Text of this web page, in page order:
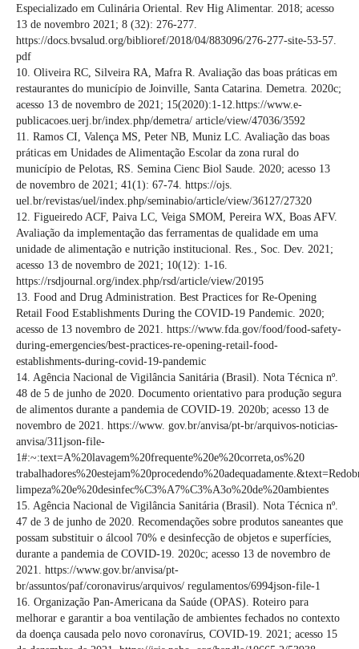
Especializado em Culinária Oriental. Rev Hig Alimentar. 2018; acesso
13 de novembro 2021; 8 (32): 276-277.
https://docs.bvsalud.org/biblioref/2018/04/883096/276-277-site-53-57.
pdf
10. Oliveira RC, Silveira RA, Mafra R. Avaliação das boas práticas em
restaurantes do município de Joinville, Santa Catarina. Demetra. 2020c;
acesso 13 de novembro de 2021; 15(2020):1-12.https://www.e-
publicacoes.uerj.br/index.php/demetra/ article/view/47036/3592
11. Ramos CI, Valença MS, Peter NB, Muniz LC. Avaliação das boas
práticas em Unidades de Alimentação Escolar da zona rural do
município de Pelotas, RS. Semina Cienc Biol Saude. 2020; acesso 13
de novembro de 2021; 41(1): 67-74. https://ojs.
uel.br/revistas/uel/index.php/seminabio/article/view/36127/27320
12. Figueiredo ACF, Paiva LC, Veiga SMOM, Pereira WX, Boas AFV.
Avaliação da implementação das ferramentas de qualidade em uma
unidade de alimentação e nutrição institucional. Res., Soc. Dev. 2021;
acesso 13 de novembro de 2021; 10(12): 1-16.
https://rsdjournal.org/index.php/rsd/article/view/20195
13. Food and Drug Administration. Best Practices for Re-Opening
Retail Food Establishments During the COVID-19 Pandemic. 2020;
acesso de 13 novembro de 2021. https://www.fda.gov/food/food-safety-
during-emergencies/best-practices-re-opening-retail-food-
establishments-during-covid-19-pandemic
14. Agência Nacional de Vigilância Sanitária (Brasil). Nota Técnica nº.
48 de 5 de junho de 2020. Documento orientativo para produção segura
de alimentos durante a pandemia de COVID-19. 2020b; acesso 13 de
novembro de 2021. https://www. gov.br/anvisa/pt-br/arquivos-noticias-
anvisa/311json-file-
1#:~:text=A%20lavagem%20frequente%20e%20correta,os%20
limpeza%20e%20desinfec%C3%A7%C3%A3o%20de%20ambientes
15. Agência Nacional de Vigilância Sanitária (Brasil). Nota Técnica nº.
47 de 3 de junho de 2020. Recomendações sobre produtos saneantes que
possam substituir o álcool 70% e desinfecção de objetos e superfícies,
durante a pandemia de COVID-19. 2020c; acesso 13 de novembro de
2021. https://www.gov.br/anvisa/pt-
br/assuntos/paf/coronavirus/arquivos/ regulamentos/6994json-file-1
16. Organização Pan-Americana da Saúde (OPAS). Roteiro para
melhorar e garantir a boa ventilação de ambientes fechados no contexto
da doença causada pelo novo coronavírus, COVID-19. 2021; acesso 15